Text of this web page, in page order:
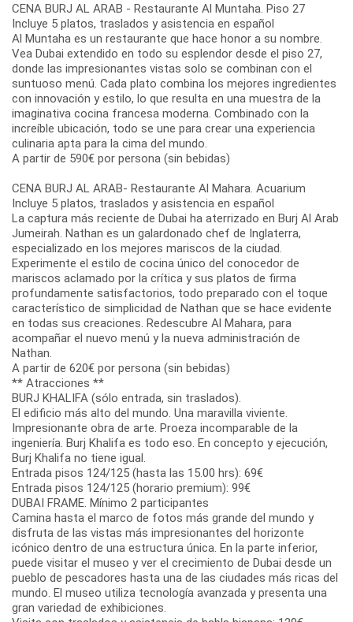
CENA BURJ AL ARAB - Restaurante Al Muntaha. Piso 27
Incluye 5 platos, traslados y asistencia en español
Al Muntaha es un restaurante que hace honor a su nombre.
Vea Dubai extendido en todo su esplendor desde el piso 27,
donde las impresionantes vistas solo se combinan con el
suntuoso menú. Cada plato combina los mejores ingredientes
con innovación y estilo, lo que resulta en una muestra de la
imaginativa cocina francesa moderna. Combinado con la
increíble ubicación, todo se une para crear una experiencia
culinaria apta para la cima del mundo.
A partir de 590€ por persona (sin bebidas)
CENA BURJ AL ARAB- Restaurante Al Mahara. Acuarium
Incluye 5 platos, traslados y asistencia en español
La captura más reciente de Dubai ha aterrizado en Burj Al Arab
Jumeirah. Nathan es un galardonado chef de Inglaterra,
especializado en los mejores mariscos de la ciudad.
Experimente el estilo de cocina único del conocedor de
mariscos aclamado por la crítica y sus platos de firma
profundamente satisfactorios, todo preparado con el toque
característico de simplicidad de Nathan que se hace evidente
en todas sus creaciones. Redescubre Al Mahara, para
acompañar el nuevo menú y la nueva administración de
Nathan.
A partir de 620€ por persona (sin bebidas)
** Atracciones **
BURJ KHALIFA (sólo entrada, sin traslados).
El edificio más alto del mundo. Una maravilla viviente.
Impresionante obra de arte. Proeza incomparable de la
ingeniería. Burj Khalifa es todo eso. En concepto y ejecución,
Burj Khalifa no tiene igual.
Entrada pisos 124/125 (hasta las 15.00 hrs): 69€
Entrada pisos 124/125 (horario premium): 99€
DUBAI FRAME. Mínimo 2 participantes
Camina hasta el marco de fotos más grande del mundo y
disfruta de las vistas más impresionantes del horizonte
icónico dentro de una estructura única. En la parte inferior,
puede visitar el museo y ver el crecimiento de Dubai desde un
pueblo de pescadores hasta una de las ciudades más ricas del
mundo. El museo utiliza tecnología avanzada y presenta una
gran variedad de exhibiciones.